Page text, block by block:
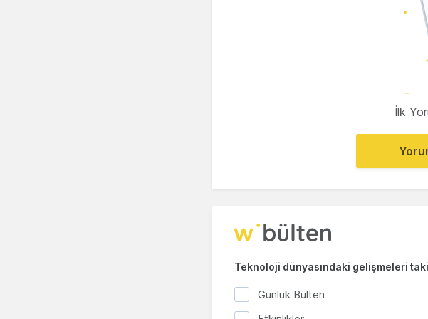
İlk
Teknoloji dünyasındaki gelişmeleri
Günlük Bülten